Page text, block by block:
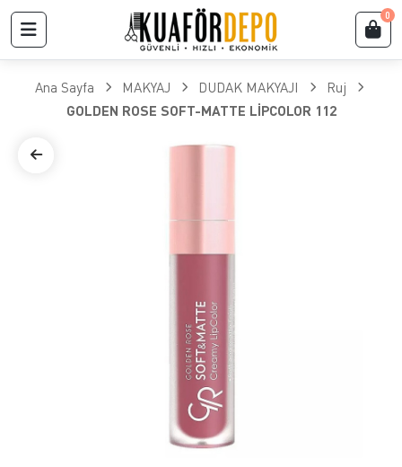
0
Ana Sayfa MAKYAJ DUDAK MAKYAJI
Ruj
GOLDEN ROSE SOFT-MATTE LİPCOLOR 112